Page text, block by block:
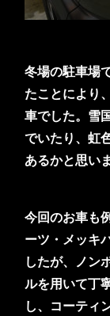
冬場の駐車場
たことにより
車でした。雪
でいたり、虹
あるかと思い
今回のお車も
ーツ・メッキ
したが、ノン
ルを用いて丁
し、コーティ